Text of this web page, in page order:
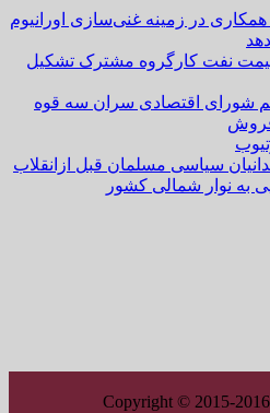
همکاری در زمینه غنی‌سازی اورانیوم
نفت کارگروه مشترک تشکیل
شورای اقتصادی سران سه قوه
فروش
سیاسی مسلمان قبل ازانقلاب
به نوار شمالی کشور
Copyright © 2015-2016